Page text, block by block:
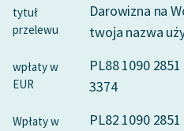
tytuł
przelewu
Darowizna na
twoja nazwa
wpłaty w
EUR
PL88 1090
3374
Wpłaty w
PL82 1090